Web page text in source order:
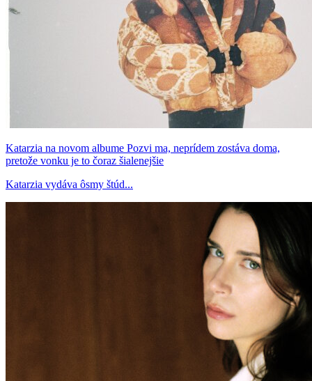
Katarzia na novom albume Pozvi ma, neprídem zostáva doma,
pretože vonku je to čoraz šialenejšie
Katarzia vydáva ôsmy štúd...